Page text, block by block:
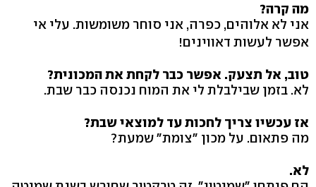
מה קרה?
אני לא אלוהים, כפרה, אני סוחר משומשות. עלי אי
אפשר לעשות דאווינים!
טוב, אל תצעק. אפשר כבר לקחת את המכונית?
לא. בזמן שבילבלת לי את המוח נכנסה כבר שבת.
אז עכשיו צריך לחכות עד למוצאי שבת?
מה פתאום. על מכון "צומת" שמעת?
לא.